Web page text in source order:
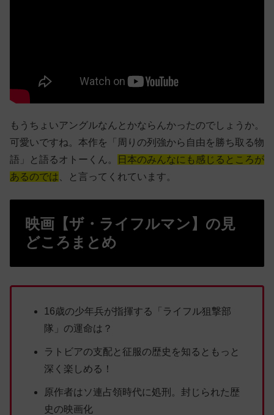
もうちょいアングルなんとかならんかったのでしょうか。
可愛いですね。本作を「周りの列強から自由を勝ち取る物
語」と語るオトーくん。
日本のみんなにも感じるところが
あるのでは
、と言ってくれています。
映画【ザ・ライフルマン】の見
どころまとめ
16歳の少年兵が指揮する「ライフル狙撃部
隊」の運命は？
ラトビアの支配と征服の歴史を知るともっと
深く楽しめる！
原作者はソ連占領時代に処刑。封じられた歴
史の映画化